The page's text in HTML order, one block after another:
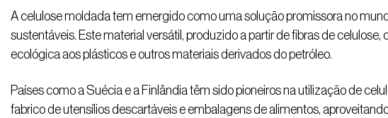
A celulose moldada tem emergido como uma solução promissora no
sustentáveis. Este material versátil, produzido a partir de fibras de celulose,
ecológica aos plásticos e outros materiais derivados do petróleo.
Países como a Suécia e a Finlândia têm sido pioneiros na utilização de
fabrico de utensílios descartáveis e embalagens de alimentos,